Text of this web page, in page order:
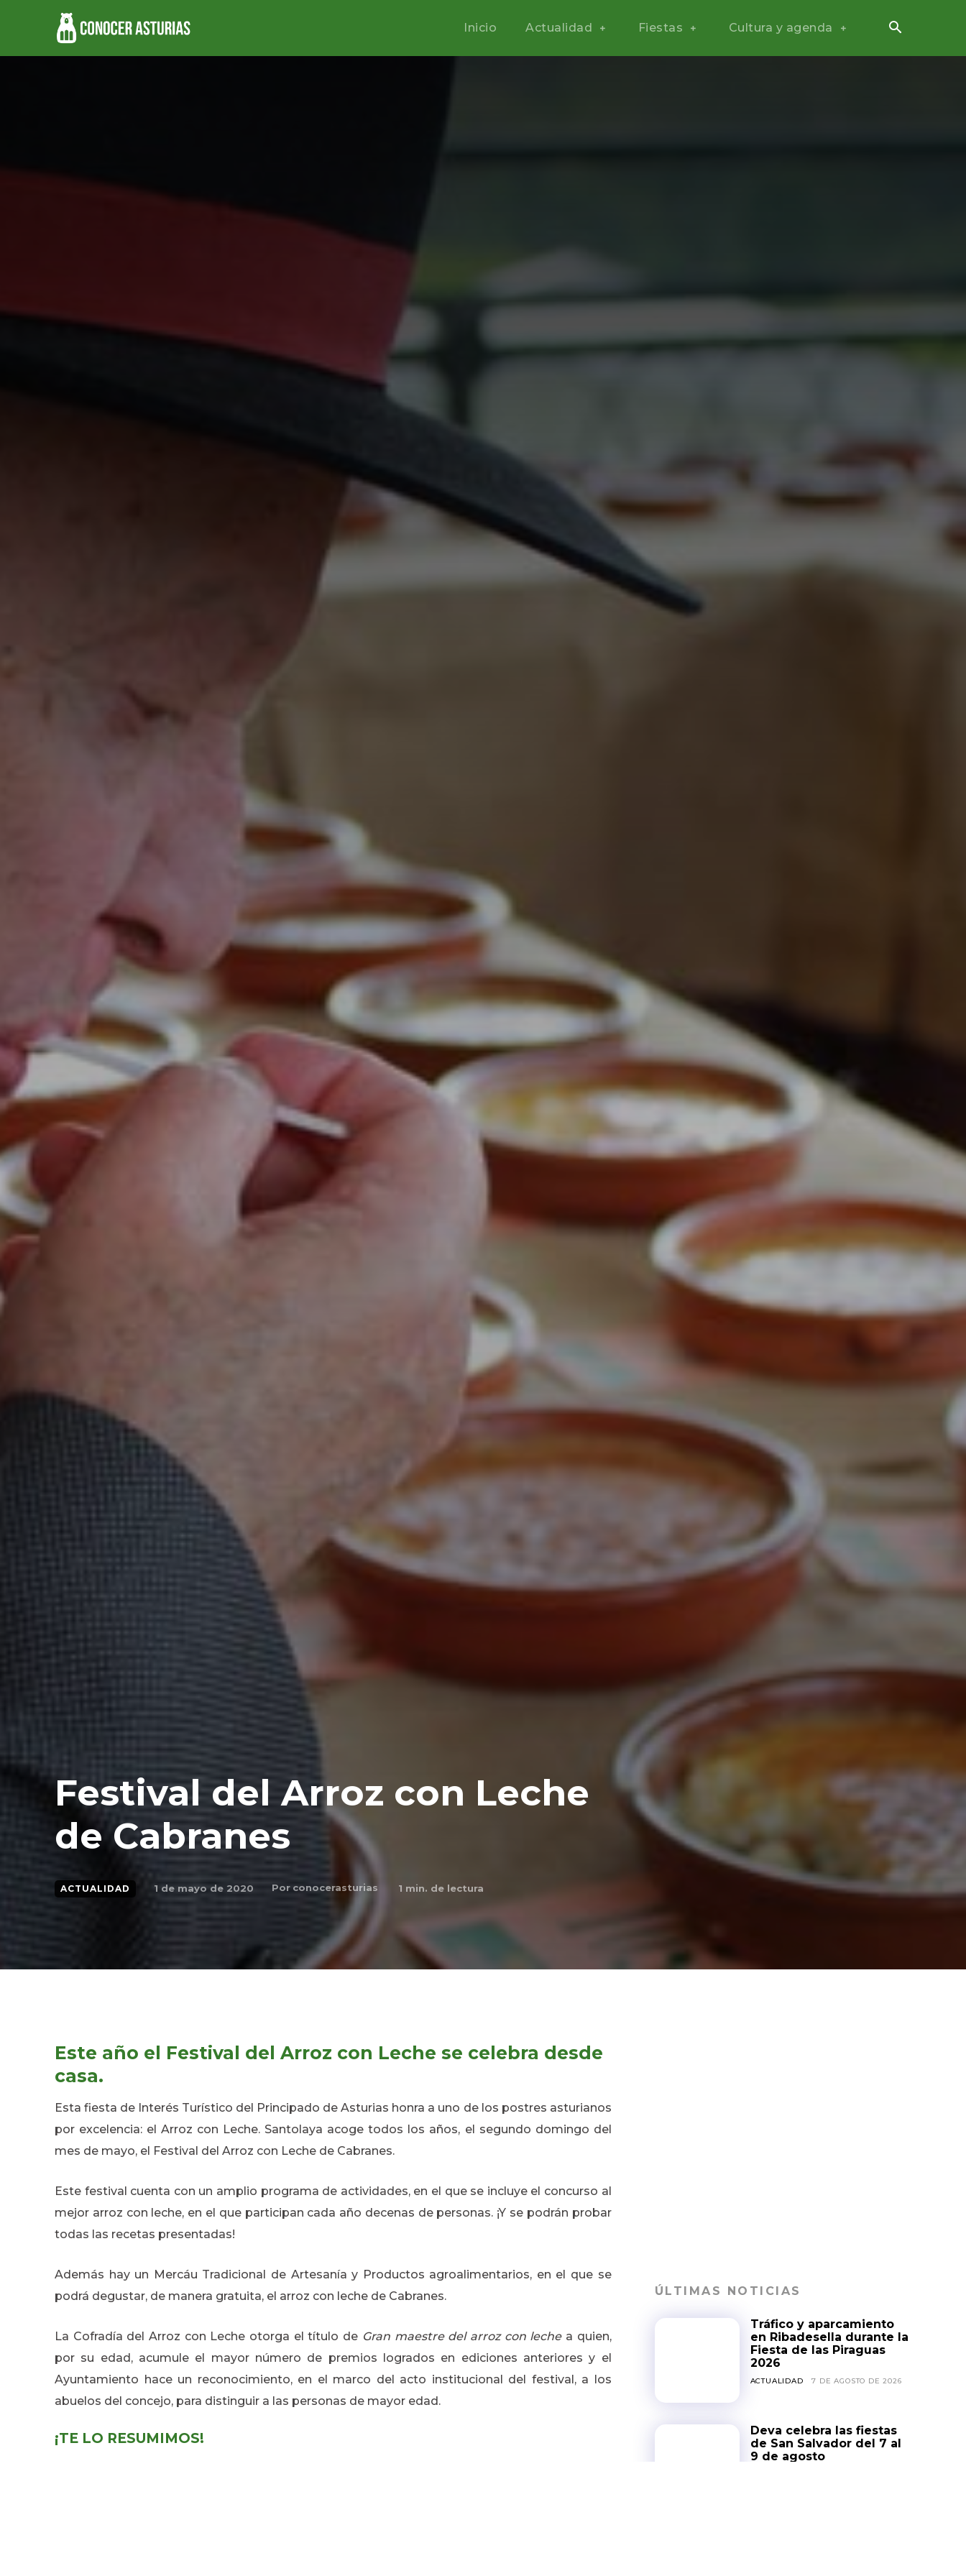
Inicio Actualidad Fiestas Cultura y agenda
Festival del Arroz con Leche
de Cabranes
ACTUALIDAD 1 de mayo de 2020 Por conocerasturias 1 min. de lectura
Este año el Festival del Arroz con Leche se celebra desde
casa.
Esta fiesta de Interés Turístico del Principado de Asturias honra a uno de los postres asturianos
por excelencia: el Arroz con Leche. Santolaya acoge todos los años, el segundo domingo del
mes de mayo, el Festival del Arroz con Leche de Cabranes.
Este festival cuenta con un amplio programa de actividades, en el que se incluye el concurso al
mejor arroz con leche, en el que participan cada año decenas de personas. ¡Y se podrán probar
todas las recetas presentadas!
Además hay un Mercáu Tradicional de Artesanía y Productos agroalimentarios, en el que se
podrá degustar, de manera gratuita, el arroz con leche de Cabranes.
La Cofradía del Arroz con Leche otorga el título de Gran maestre del arroz con lechea quien,
por su edad, acumule el mayor número de premios logrados en ediciones anteriores y el
Ayuntamiento hace un reconocimiento, en el marco del acto institucional del festival, a los
abuelos del concejo, para distinguir a las personas de mayor edad.
¡TE LO RESUMIMOS!
ÚLTIMAS NOTICIAS
Tráfico y aparcamiento
en Ribadesella durante la
Fiesta de las Piraguas
2026
ACTUALIDAD 7 DE AGOSTO DE 2026
Deva celebra las fiestas
de San Salvador del 7 al
9 de agosto